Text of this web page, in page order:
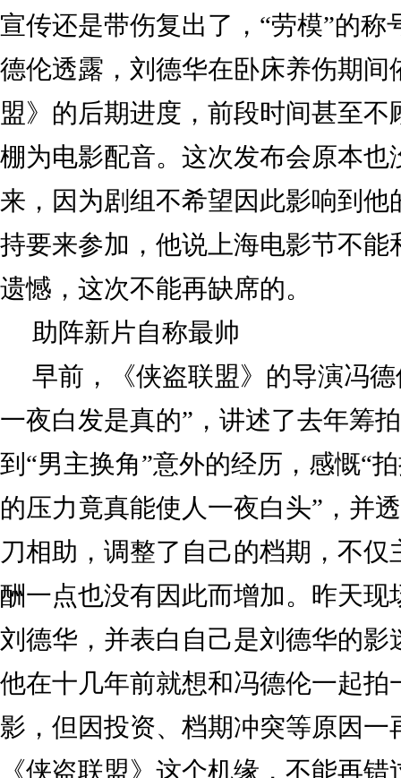
宣传还是带伤复出了，“劳模”的称
德伦透露，刘德华在卧床养伤期间
盟》的后期进度，前段时间甚至
棚为电影配音。这次发布会原本也
来，因为剧组不希望因此影响到他
持要来参加，他说上海电影节不能
遗憾，这次不能再缺席的。
助阵新片自称最帅
早前，《侠盗联盟》的导演冯
一夜白发是真的”，讲述了去年筹
到“男主换角”意外的经历，感慨“
的压力竟真能使人一夜白头”，并
刀相助，调整了自己的档期，不
酬一点也没有因此而增加。昨天现
刘德华，并表白自己是刘德华的影
他在十几年前就想和冯德伦一起拍
影，但因投资、档期冲突等原因一
《侠盗联盟》这个机缘，不能再